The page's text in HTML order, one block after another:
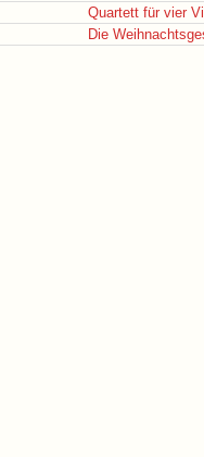
Quartett für vier
Die